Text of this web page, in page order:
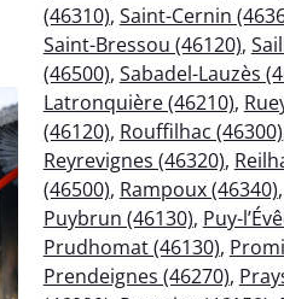
(46310), Saint-Cernin
Saint-Bressou (46120),
(46500), Sabadel-Lauzès
Latronquière (46210),
(46120), Rouffilhac (46300)
Reyrevignes (46320),
(46500), Rampoux (46340),
Puybrun (46130), Puy-
Prudhomat (46130),
Prendeignes (46270),